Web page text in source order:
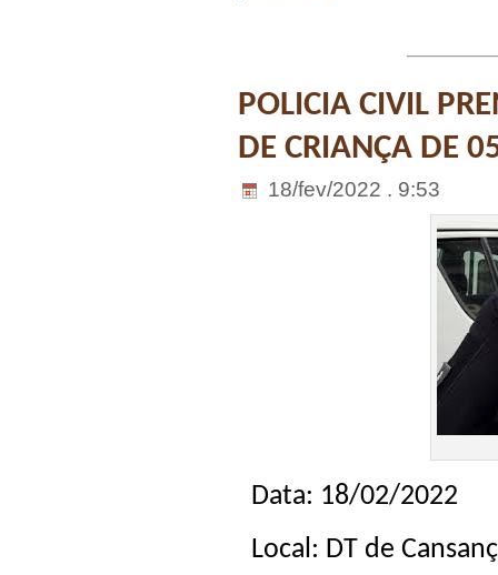
POLICIA CIVIL
DE CRIANÇA DE
18/fev/2022 . 9:53
Data: 18/02/2022
Local: DT de